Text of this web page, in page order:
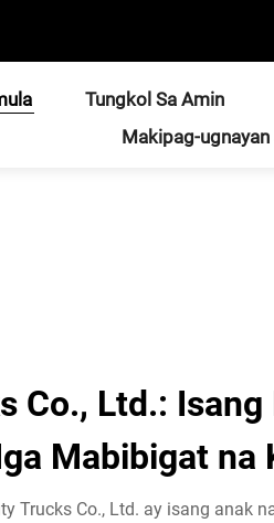
Tungkol Sa Amin
Makipag-
Co., Ltd.:
Mabibigat na
Trucks Co., Ltd. ay isang